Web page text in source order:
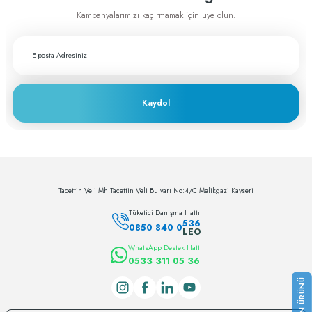
Giriş Yap/Fiyat Öğren
Trepan Frez Seti - Titanyum Kaplama - Özel Stand
Giriş Yap/Fiyat Öğren
Kampanyalarımızı kaçırmamak için üye olun.
Kaydol
Tacettin Veli Mh.Tacettin Veli Bulvarı No:4/C Melikgazi Kayseri
Tüketici Danışma Hattı
0850 840 0536
LEO
WhatsApp Destek Hattı
0533 311 05 36